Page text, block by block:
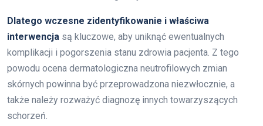
Dlatego wczesne zidentyfikowanie i właściwa
interwencja są kluczowe, aby uniknąć ewentualnych
komplikacji i pogorszenia stanu zdrowia pacjenta. Z tego
powodu ocena dermatologiczna neutrofilowych zmian
skórnych powinna być przeprowadzona niezwłocznie, a
także należy rozważyć diagnozę innych towarzyszących
schorzeń.